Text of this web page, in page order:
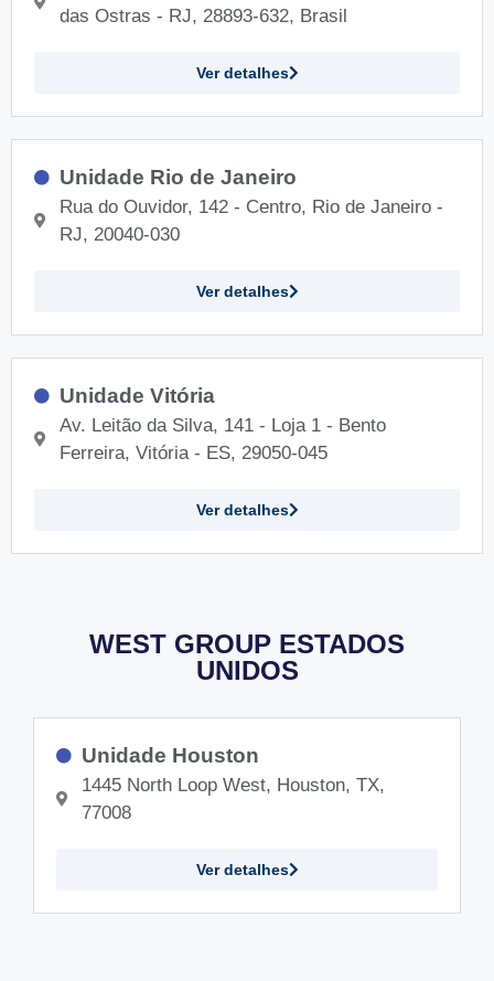
das Ostras - RJ, 28893-632, Brasil
Ver detalhes
Unidade Rio de Janeiro
Rua do Ouvidor, 142 - Centro, Rio de Janeiro -
RJ, 20040-030
Ver detalhes
Unidade Vitória
Av. Leitão da Silva, 141 - Loja 1 - Bento
Ferreira, Vitória - ES, 29050-045
Ver detalhes
WEST GROUP ESTADOS
UNIDOS
Unidade Houston
1445 North Loop West, Houston, TX,
77008
Ver detalhes